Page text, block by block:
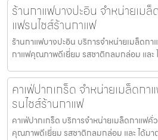
ร้านกาแฟบางปะอิน จำหน่ายเ
แฟรนไชส์ร้านกาแฟ
ร้านกาแฟบางปะอิน บริการจำหน่ายเมล็ดก
กาแฟคุณภาพดีเยี่ยม รสชาติกลมกล่อม และ
คาเฟ่ปากเกร็ด จำหน่ายเมล็ดก
รนไชส์ร้านกาแฟ
คาเฟ่ปากเกร็ด บริการจำหน่ายเมล็ดกาแฟคั่
คุณภาพดีเยี่ยม รสชาติกลมกล่อม และ ได้มา